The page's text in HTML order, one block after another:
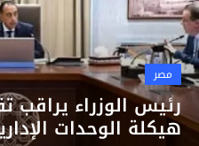
العالم
الرياضة
اقتصاد
تكنولوجيا
مصر
رئيس الوزراء يراقب
هيكلة الوحدات